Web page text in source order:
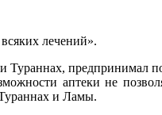
лечений».
Тураннах, предпринимал
аптеки не
и Ламы.